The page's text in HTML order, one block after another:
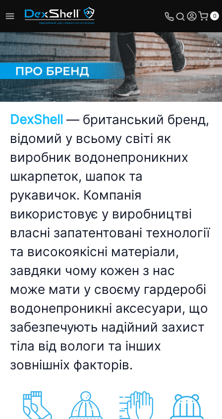
0
DexShell — британський бренд,
відомий у всьому світі як
виробник водонепроникних
шкарпеток, шапок та
рукавичок. Компанія
використовує у виробництві
власні запатентовані технології
та високоякісні матеріали,
завдяки чому кожен з нас
може мати у своєму гардеробі
водонепроникні аксесуари, що
забезпечують надійний захист
тіла від вологи та інших
зовнішніх факторів.